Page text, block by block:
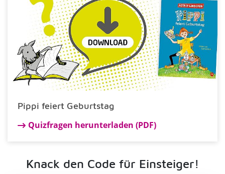
Pippi feiert Geburtstag
Quizfragen herunterladen (PDF)
Knack den Code für Einsteiger!